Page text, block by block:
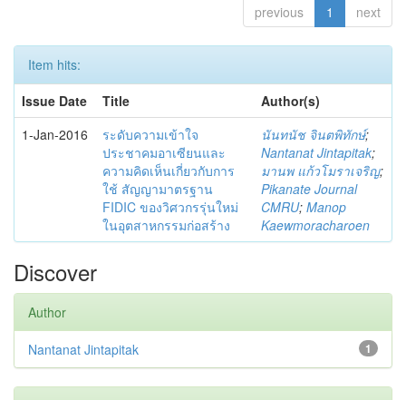
previous 1 next
Item hits:
Issue Date
Title
Author(s)
1-Jan-2016
ระดับความเข้าใจ
ประชาคมอาเซียนและ
ความคิดเห็นเกี่ยวกับการ
ใช้ สัญญามาตรฐาน
FIDIC ของวิศวกรรุ่นใหม่
ในอุตสาหกรรมก่อสร้าง
นันทนัช จินตพิทักษ์;
Nantanat Jintapitak;
มานพ แก้วโมราเจริญ;
Pikanate Journal
CMRU; Manop
Kaewmoracharoen
Discover
Author
1
Nantanat Jintapitak